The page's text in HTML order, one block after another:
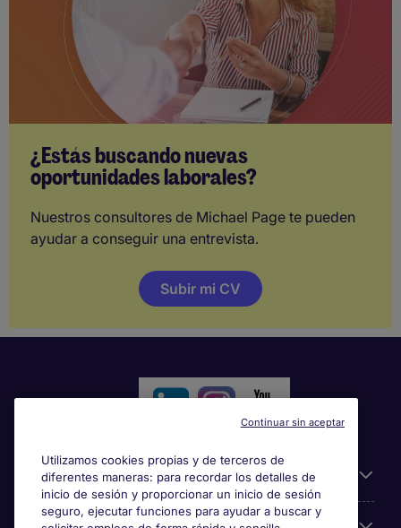
¿Estás buscando nuevas
oportunidades laborales?
Nuestros consultores de Michael Page te pueden
ayudar a conseguir una entrevista.
Subir mi CV
Información útil
Utilizamos cookies propias y de terceros de
diferentes maneras: para recordar los detalles de
inicio de sesión y proporcionar un inicio de sesión
seguro, ejecutar funciones para ayudar a buscar y
Continuar sin aceptar